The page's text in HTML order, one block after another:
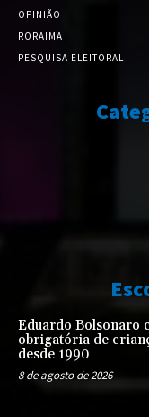
OPINIÃO
RORAIMA
PESQUISA ELEITORAL
Eduardo Bolsonaro
obrigatória de
desde 1990
8 de agosto de 2026